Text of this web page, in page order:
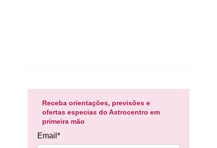
Receba orientações, previsões e
ofertas especias do Astrocentro em
primeira mão
Email*